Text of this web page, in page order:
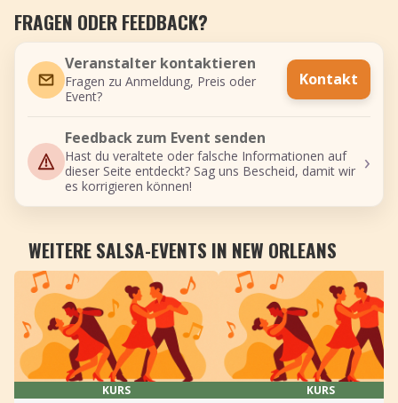
FRAGEN ODER FEEDBACK?
Veranstalter kontaktieren
Fragen zu Anmeldung, Preis oder
Event?
Kontakt
Feedback zum Event senden
Hast du veraltete oder falsche Informationen auf
dieser Seite entdeckt? Sag uns Bescheid, damit wir
es korrigieren können!
›
WEITERE SALSA-EVENTS IN NEW ORLEANS
KURS KURS